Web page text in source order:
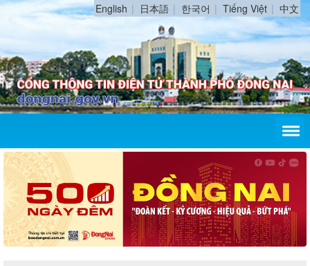
English 日本語 한국어 Tiếng Việt 中文